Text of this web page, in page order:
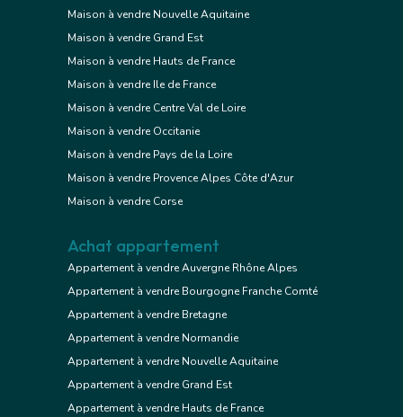
Maison à vendre Nouvelle Aquitaine
Maison à vendre Grand Est
Maison à vendre Hauts de France
Maison à vendre Ile de France
Maison à vendre Centre Val de Loire
Maison à vendre Occitanie
Maison à vendre Pays de la Loire
Maison à vendre Provence Alpes Côte d'Azur
Maison à vendre Corse
Achat appartement
Appartement à vendre Auvergne Rhône Alpes
Appartement à vendre Bourgogne Franche Comté
Appartement à vendre Bretagne
Appartement à vendre Normandie
Appartement à vendre Nouvelle Aquitaine
Appartement à vendre Grand Est
Appartement à vendre Hauts de France